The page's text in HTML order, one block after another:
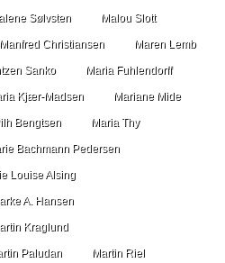
Sølvsten Malou Slott
Manfred Christiansen Maren Lemb
Sanko Maria Fuhlendorff
Kjær-Madsen Mariane Mide
Bengtsen Maria Thy
Bachmann Pedersen
Louise Alsing
A. Hansen
Kraglund
Paludan Martin Riel